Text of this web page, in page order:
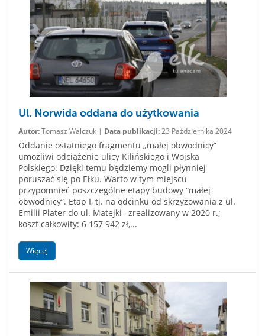
Ul. Norwida oddana do użytkowania
Autor:Tomasz Walczuk | Data publikacji:23 Października 2024
Oddanie ostatniego fragmentu „małej obwodnicy”
umożliwi odciążenie ulicy Kilińskiego i Wojska
Polskiego. Dzięki temu będziemy mogli płynniej
poruszać się po Ełku. Warto w tym miejscu
przypomnieć poszczególne etapy budowy “małej
obwodnicy”. Etap I, tj. na odcinku od skrzyżowania z ul.
Emilii Plater do ul. Matejki– zrealizowany w 2020 r.;
koszt całkowity: 6 157 942 zł,...
Więcej